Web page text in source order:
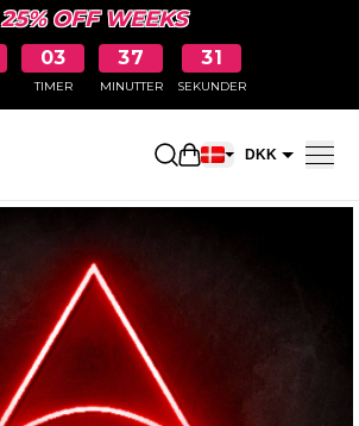
25% OFF WEEKS
03
TIMER
37
MINUTTER
30
SEKUNDER
Åbn DKK